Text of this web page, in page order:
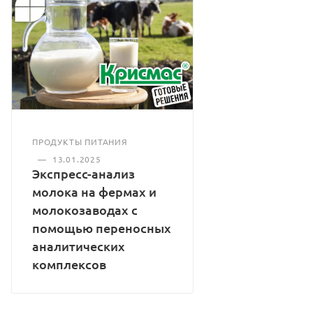
ПРОДУКТЫ ПИТАНИЯ
—
13.01.2025
Экспресс-анализ
молока на фермах и
молокозаводах с
помощью переносных
аналитических
комплексов